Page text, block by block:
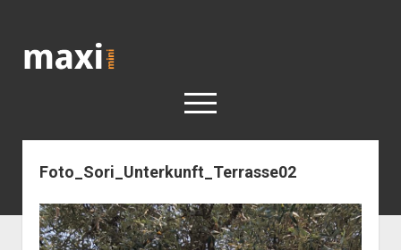
open
< work
Berlin
Reisen
Foto_Sori_Unterkunft_Terrasse02